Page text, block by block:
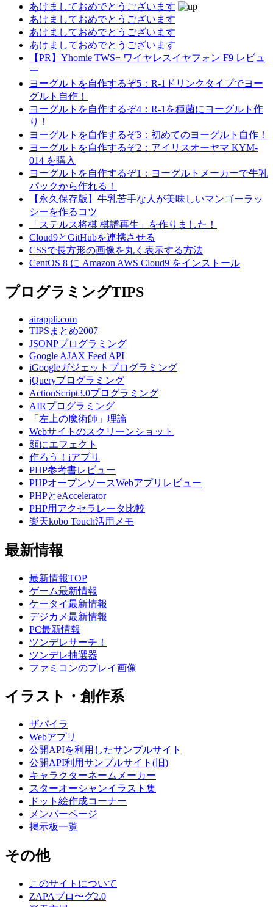
あけましておめでとうございます
あけましておめでとうございます
あけましておめでとうございます
あけましておめでとうございます
【PR】Yhomie TWS+ ワイヤレスイヤフォン F9 レビュ
ー
ヨーグルトを自作するぞ5：R-1ドリンクタイプでヨー
グルト自作！
ヨーグルトを自作するぞ4：R-1を種菌にヨーグルト作
り！
ヨーグルトを自作するぞ3：初めてのヨーグルト自作！
ヨーグルトを自作するぞ2：アイリスオーヤマ KYM-
014 を購入
ヨーグルトを自作するぞ1：ヨーグルトメーカーで牛乳
パックから作れる！
【永久保存版】牛乳苦手な人が美味しいマンゴーラッ
シーを作るコツ
「ステルス将棋 棋譜再生」を作りました！
Cloud9とGitHubを連携させる
CSSで長方形の画像を丸く表示する方法
CentOS 8 に Amazon AWS Cloud9 をインストール
プログラミングTIPS
airappli.com
TIPSまとめ2007
JSONPプログラミング
Google AJAX Feed API
iGoogleガジェットプログラミング
jQueryプログラミング
ActionScript3.0プログラミング
AIRプログラミング
「左上の魔術師」理論
Webサイトのスクリーンショット
顔にエフェクト
作ろう！iアプリ
PHP参考書レビュー
PHPオープンソースWebアプリレビュー
PHPとeAccelerator
PHP用アクセラレータ比較
楽天kobo Touch活用メモ
最新情報
最新情報TOP
ゲーム最新情報
ケータイ最新情報
デジカメ最新情報
PC最新情報
ツンデレサーチ！
ツンデレ抽選器
ファミコンのプレイ画像
イラスト・創作系
ザパイラ
Webアプリ
公開APIを利用したサンプルサイト
公開API利用サンプルサイト(旧)
キャラクターネームメーカー
スターオーシャンイラスト集
ドット絵作成コーナー
メンバーページ
掲示板一覧
その他
このサイトについて
ZAPAブロ〜グ2.0